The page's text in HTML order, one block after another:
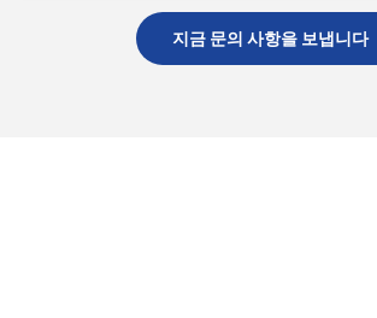
지금 문의 사항을 보냅니다